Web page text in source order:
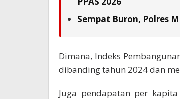
Sempat Buron, Polres
Dimana, Indeks
dibanding tahun 2024 dan
Juga pendapatan per